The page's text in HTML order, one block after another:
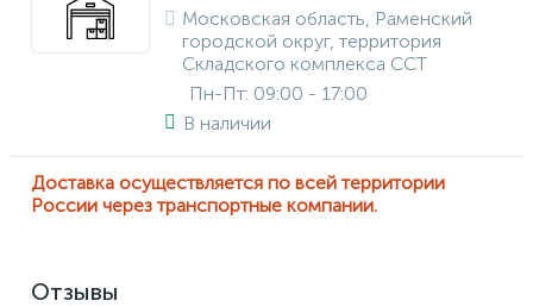
Московская область, Раменский
городской округ, территория
Складского комплекса ССТ
Пн-Пт: 09:00 - 17:00
В наличии
Доставка осуществляется по всей территории
России через транспортные компании.
Отзывы